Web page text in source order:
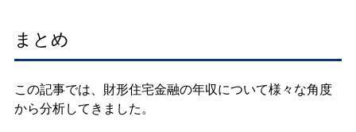
まとめ
この記事では、財形住宅金融の年収について様々な角度
から分析してきました。